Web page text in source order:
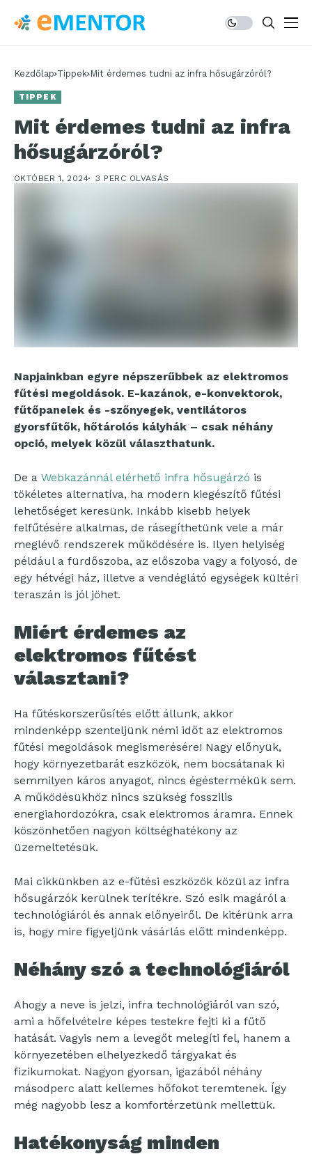
Kezdőlap Tippek Mit érdemes tudni az infra hősugárzóról?
TIPPEK
Mit érdemes tudni az infra
hősugárzóról?
OKTÓBER 1, 2024 3 PERC OLVASÁS
Napjainkban egyre népszerűbbek az elektromos
fűtési megoldások. E-kazánok, e-konvektorok,
fűtőpanelek és -szőnyegek, ventilátoros
gyorsfűtők, hőtárolós kályhák – csak néhány
opció, melyek közül választhatunk.
De a Webkazánnál elérhető infra hősugárzó is
tökéletes alternatíva, ha modern kiegészítő fűtési
lehetőséget keresünk. Inkább kisebb helyek
felfűtésére alkalmas, de rásegíthetünk vele a már
meglévő rendszerek működésére is. Ilyen helyiség
például a fürdőszoba, az előszoba vagy a folyosó, de
egy hétvégi ház, illetve a vendéglátó egységek kültéri
teraszán is jól jöhet.
Miért érdemes az
elektromos fűtést
választani?
Ha fűtéskorszerűsítés előtt állunk, akkor
mindenképp szenteljünk némi időt az elektromos
fűtési megoldások megismerésére! Nagy előnyük,
hogy környezetbarát eszközök, nem bocsátanak ki
semmilyen káros anyagot, nincs égéstermékük sem.
A működésükhöz nincs szükség fosszilis
energiahordozókra, csak elektromos áramra. Ennek
köszönhetően nagyon költséghatékony az
üzemeltetésük.
Mai cikkünkben az e-fűtési eszközök közül az infra
hősugárzók kerülnek terítékre. Szó esik magáról a
technológiáról és annak előnyeiről. De kitérünk arra
is, hogy mire figyeljünk vásárlás előtt mindenképp.
Néhány szó a technológiáról
Ahogy a neve is jelzi, infra technológiáról van szó,
ami a hőfelvételre képes testekre fejti ki a fűtő
hatását. Vagyis nem a levegőt melegíti fel, hanem a
környezetében elhelyezkedő tárgyakat és
fizikumokat. Nagyon gyorsan, igazából néhány
másodperc alatt kellemes hőfokot teremtenek. Így
még nagyobb lesz a komfortérzetünk mellettük.
Hatékonyság minden